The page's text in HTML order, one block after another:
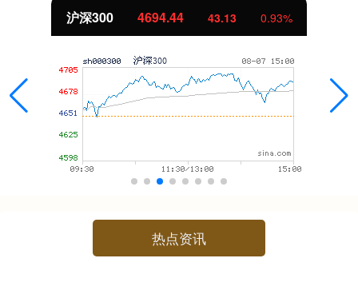
北证50 1134.24 11.37 1.01%
热点资讯